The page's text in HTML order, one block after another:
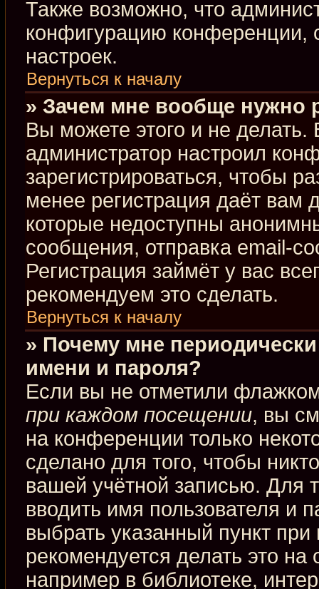
Также возможно, что
конфигурацию конференции,
настроек.
Вернуться к началу
» Зачем мне вообще нужно
Вы можете этого и не делать.
администратор настроил
зарегистрироваться, чтобы
менее регистрация даёт вам
которые недоступны
сообщения, отправка email-
Регистрация займёт у вас
рекомендуем это сделать.
Вернуться к началу
» Почему мне
имени и пароля?
Если вы не отметили
при каждом посещении, вы
на конференции только
сделано для того, чтобы
вашей учётной записью. Для
вводить имя пользователя и
выбрать указанный пункт
рекомендуется делать это
например в библиотеке,